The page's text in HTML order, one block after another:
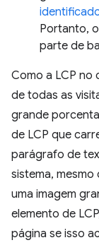
Portanto,
parte de
Como a LCP no
de todas as
grande
de LCP que
parágrafo de
sistema, mesmo
uma imagem
elemento de
página se isso